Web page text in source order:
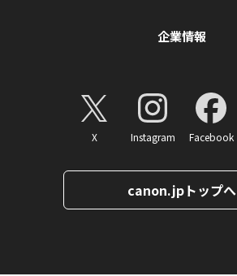
企業情報
X Instagram Facebook
canon.jpトップへ